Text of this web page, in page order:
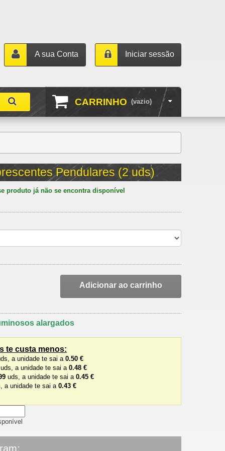
Iniciar sessão
A sua Conta
CARRINHO (vazio)
Pendulares (2 uds)
produto já não se encontra disponível
Adicionar ao carrinho
alargados
te custa menos:
a unidade te sai a0.50 €
uds, a unidade te sai a 0.48 €
uds, a unidade te sai a 0.45 €
a unidade te sai a0.43 €